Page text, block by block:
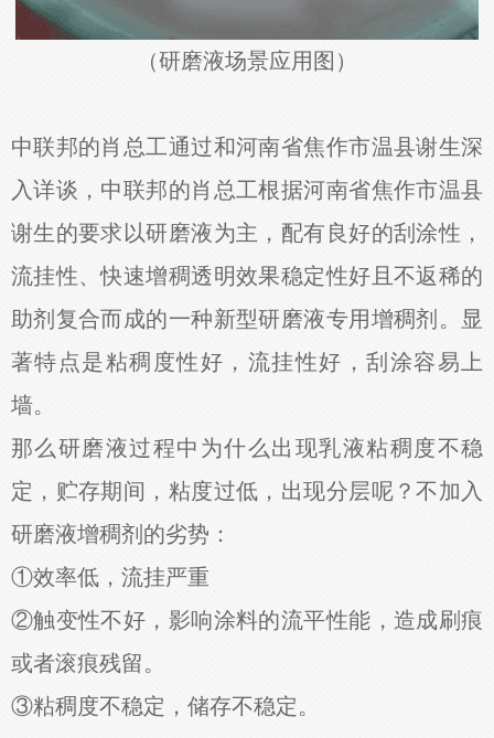
（研磨液场景应用图）
中联邦的肖总工通过和河南省焦作市温县谢生深
入详谈，中联邦的肖总工根据河南省焦作市温县
谢生的要求以研磨液为主，配有良好的刮涂性，
流挂性、快速增稠透明效果稳定性好且不返稀的
助剂复合而成的一种新型研磨液专用增稠剂。显
著特点是粘稠度性好，流挂性好，刮涂容易上
墙。
那么研磨液过程中为什么出现乳液粘稠度不稳
定，贮存期间，粘度过低，出现分层呢？不加入
研磨液增稠剂的劣势：
①效率低，流挂严重
②触变性不好，影响涂料的流平性能，造成刷痕
或者滚痕残留。
③粘稠度不稳定，储存不稳定。